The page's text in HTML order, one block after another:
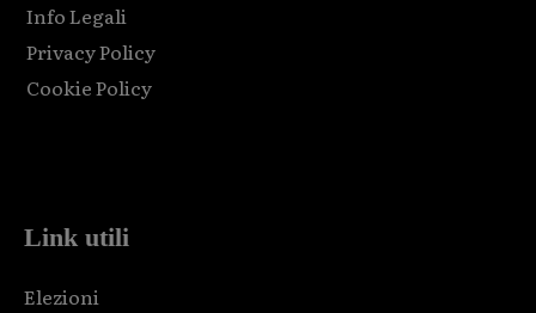
Info Legali
Privacy Policy
Cookie Policy
Link utili
Elezioni